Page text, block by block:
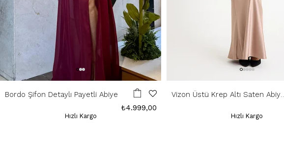
Bordo Şifon Detaylı Payetli Abiye
₺4.999,00
Hızlı Kargo
Vizon Üstü Krep Altı Saten Abiye
Hızlı Kargo